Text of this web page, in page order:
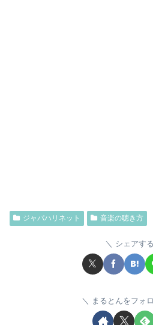
ジャパハリネット 音楽の聴き方
シェアする
まるとんをフォ